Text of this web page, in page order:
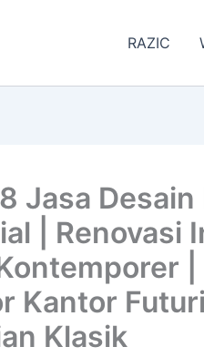
RAZIC
Jasa
| Renovasi
Kantor
Klasik